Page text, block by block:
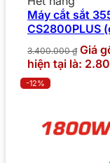
Máy cắt sắt
CS2800PLUS
3.400.000₫ Giá
hiện tại là:
-12%